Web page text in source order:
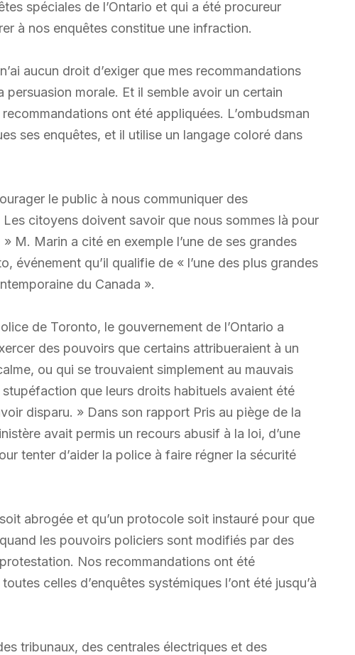
spéciales de l’Ontario et qui a été procureur
à nos enquêtes constitue une infraction.
aucun droit d’exiger que mes recommandations
morale. Et il semble avoir un certain
ont été appliquées. L’ombudsman
ses enquêtes, et il utilise un langage coloré dans
le public à nous communiquer des
citoyens doivent savoir que nous sommes là pour
M. Marin a cité en exemple l’une de ses grandes
événement qu’il qualifie de « l’une des plus grandes
du Canada ».
de Toronto, le gouvernement de l’Ontario a
des pouvoirs que certains attribueraient à un
ou qui se trouvaient simplement au mauvais
que leurs droits habituels avaient été
disparu. » Dans son rapport Pris au piège de la
avait permis un recours abusif à la loi, d’une
tenter d’aider la police à faire régner la sécurité
abrogée et qu’un protocole soit instauré pour que
les pouvoirs policiers sont modifiés par des
Nos recommandations ont été
celles d’enquêtes systémiques l’ont été jusqu’à
tribunaux, des centrales électriques et des